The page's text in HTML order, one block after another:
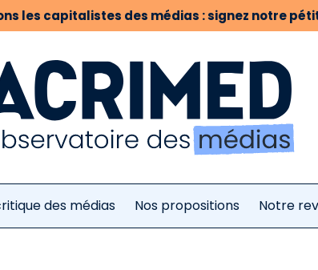
les capitalistes des médias : signez notre
des médias Nos propositions Notre